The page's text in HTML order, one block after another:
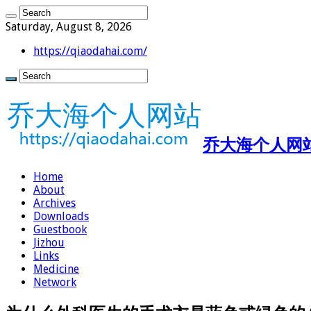
Saturday, August 8, 2026
https://qiaodahai.com/
乔大海个人
Home
About
Archives
Downloads
Guestbook
Jizhou
Links
Medicine
Network